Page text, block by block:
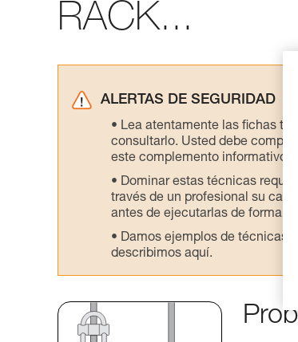
RACK...
ALERTAS DE SEGURIDAD
Lea atentamente las fichas
consultarlo. Usted debe
este complemento informativo.
Dominar estas técnicas
través de un profesional su
antes de ejecutarlas de forma
Damos ejemplos de técnicas
describimos aquí.